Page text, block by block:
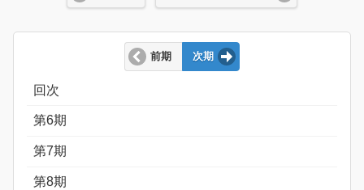
前期 次期
回次
第6期
第7期
第8期